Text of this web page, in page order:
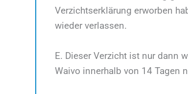
Verzichtserklärung erworben
wieder verlassen.
E. Dieser Verzicht ist nur dann
Waivo innerhalb von 14 Tagen